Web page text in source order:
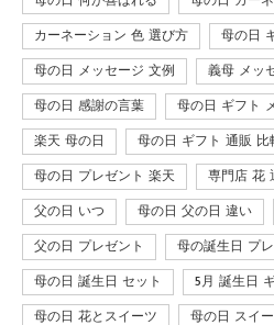
カーネーション 色 選び方 母の日
母の日 メッセージ 文例 義母 メッ
母の日 感謝の言葉 母の日 ギフト
楽天 母の日 母の日 ギフト 通販 比
母の日 プレゼント 楽天 専門店 花
父の日 いつ 母の日 父の日 違い
父の日 プレゼント 母の誕生日 プレ
母の日 誕生日 セット 5月 誕生日
母の日 花とスイーツ 母の日 スイ